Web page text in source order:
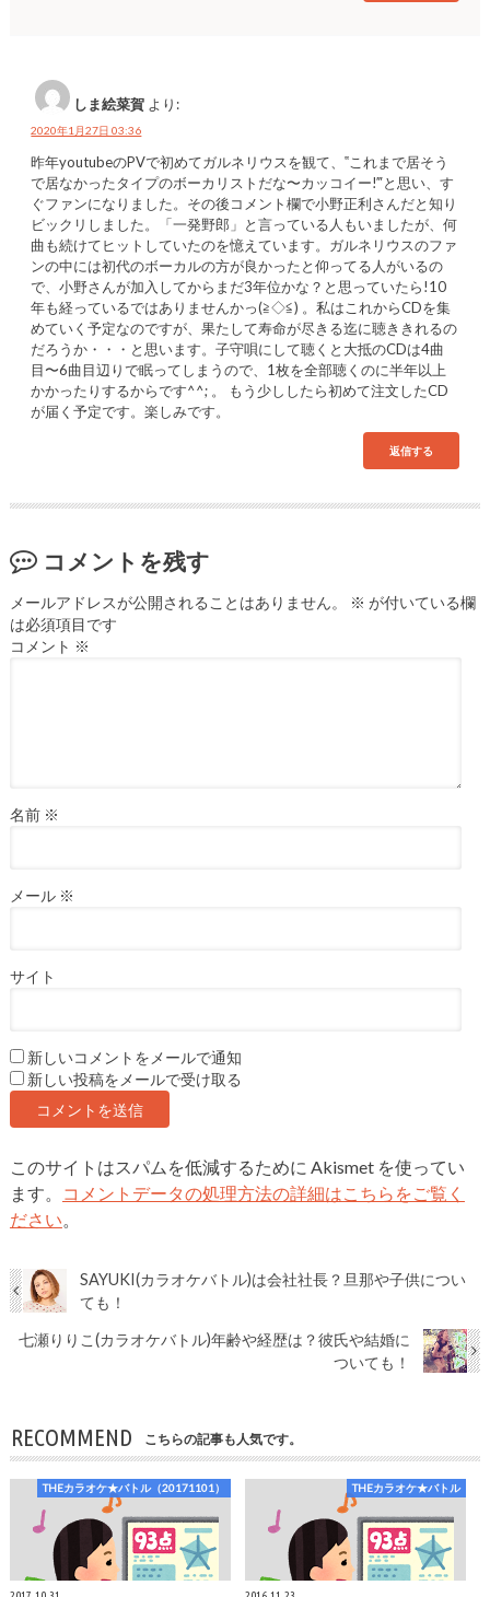
しま絵菜賀 より:
2020年1月27日 03:36
昨年youtubeのPVで初めてガルネリウスを観て、‟これまで居そう
で居なかったタイプのボーカリストだな〜カッコイー!‴と思い、す
ぐファンになりました。その後コメント欄で小野正利さんだと知り
ビックリしました。「一発野郎」と言っている人もいましたが、何
曲も続けてヒットしていたのを憶えています。ガルネリウスのファ
ンの中には初代のボーカルの方が良かったと仰ってる人がいるの
で、小野さんが加入してからまだ3年位かな？と思っていたら!10
年も経っているではありませんかっ(≧◇≦) 。私はこれからCDを集
めていく予定なのですが、果たして寿命が尽きる迄に聴ききれるの
だろうか・・・と思います。子守唄にして聴くと大抵のCDは4曲
目〜6曲目辺りで眠ってしまうので、1枚を全部聴くのに半年以上
かかったりするからです^^; 。 もう少ししたら初めて注文したCD
が届く予定です。楽しみです。
返信する
コメントを残す
メールアドレスが公開されることはありません。 ※ が付いている欄
は必須項目です
コメント ※
名前 ※
メール ※
サイト
新しいコメントをメールで通知
新しい投稿をメールで受け取る
このサイトはスパムを低減するために Akismet を使ってい
ます。
コメントデータの処理方法の詳細はこちらをご覧く
ださい。
SAYUKI(カラオケバトル)は会社社長？旦那や子供につい
ても！
七瀬りりこ(カラオケバトル)年齢や経歴は？彼氏や結婚に
ついても！
RECOMMEND こちらの記事も人気です。
THEカラオケ★バトル（20171101） THEカラオケ★バトル